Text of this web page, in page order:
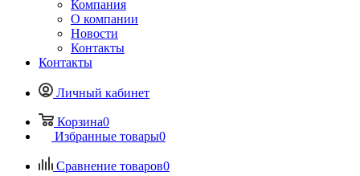
Личный кабинет
Корзина0
Избранные товары
Контактная информация
Пункт выдачи (заказы выдаются по предварительному
заказу на сайте), ул. Кантемировская 59а